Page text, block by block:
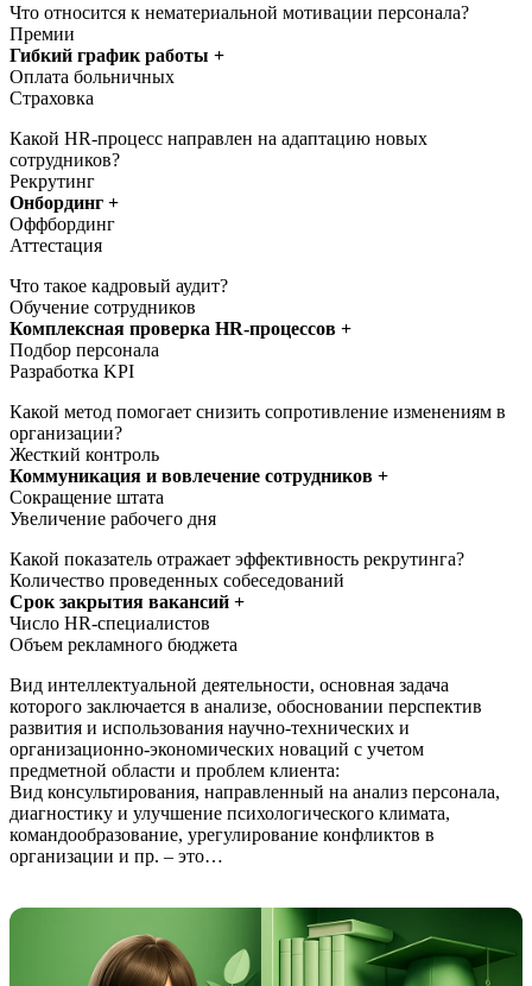
Что относится к нематериальной мотивации персонала?
Премии
Гибкий график работы +
Оплата больничных
Страховка
Какой HR-процесс направлен на адаптацию новых
сотрудников?
Рекрутинг
Онбординг +
Оффбординг
Аттестация
Что такое кадровый аудит?
Обучение сотрудников
Комплексная проверка HR-процессов +
Подбор персонала
Разработка KPI
Какой метод помогает снизить сопротивление изменениям в
организации?
Жесткий контроль
Коммуникация и вовлечение сотрудников +
Сокращение штата
Увеличение рабочего дня
Какой показатель отражает эффективность рекрутинга?
Количество проведенных собеседований
Срок закрытия вакансий +
Число HR-специалистов
Объем рекламного бюджета
Вид интеллектуальной деятельности, основная задача
которого заключается в анализе, обосновании перспектив
развития и использования научно-технических и
организационно-экономических новаций с учетом
предметной области и проблем клиента:
Вид консультирования, направленный на анализ персонала,
диагностику и улучшение психологического климата,
командообразование, урегулирование конфликтов в
организации и пр. – это…